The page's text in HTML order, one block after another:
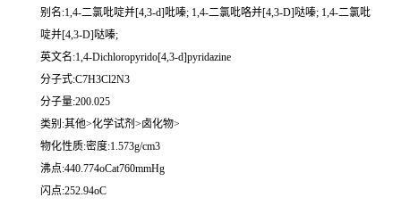
别名:1,4-二氯吡啶并[4,3-d]吡嗪; 1,4-二氯吡咯并[4,3-D]哒嗪; 1,4-二氯吡
啶并[4,3-D]哒嗪;
英文名:1,4-Dichloropyrido[4,3-d]pyridazine
分子式:C7H3Cl2N3
分子量:200.025
类别:其他>化学试剂>卤化物>
物化性质:密度:1.573g/cm3
沸点:440.774oCat760mmHg
闪点:252.94oC